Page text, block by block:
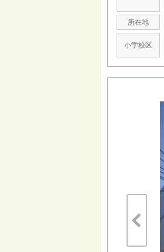
所在地
小学校区